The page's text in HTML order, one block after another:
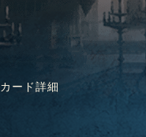
カード詳細